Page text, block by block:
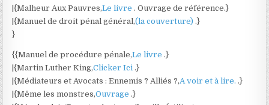
|{Malheur Aux Pauvres,Le livre. Ouvrage de référence.}
|{Manuel de droit pénal général,(la couverture).}
}
{{Manuel de procédure pénale,Le livre.}
|{Martin Luther King,Clicker Ici.}
|{Médiateurs et Avocats : Ennemis ? Alliés ?,A voir et à lire..}
|{Même les monstres,Ouvrage.}